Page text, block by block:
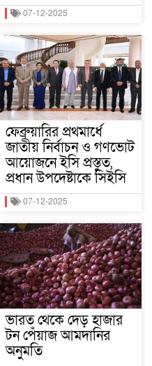
07-12-2025
ফেব্রুয়ারির প্রথমার্ধে
জাতীয় নির্বাচন ও গণভোট
আয়োজনে ইসি প্রস্তুত,
প্রধান উপদেষ্টাকে সিইসি
07-12-2025
ভারত থেকে দেড় হাজার
টন পেঁয়াজ আমদানির
অনুমতি